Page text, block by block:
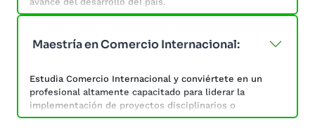
mercados, generar certeza jurídica, garantizar derechos
medio ambiente, a los recursos naturales y a la
economía.
Maestría en Comercio Internacional:
Estudia Comercio Internacional y conviértete en un
profesional altamente capacitado para liderar la
implementación de proyectos disciplinarios o
multidisciplinarios.